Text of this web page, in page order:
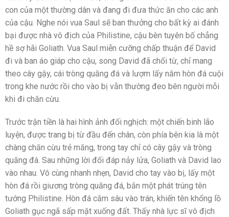
con của một thường dân và đang đi đưa thức ăn cho các anh
của cậu. Nghe nói vua Saul sẽ ban thưởng cho bất kỳ ai đánh
bại được nhà vô địch của Philistine, cậu bèn tuyên bố chẳng
hề sợ hãi Goliath. Vua Saul miễn cưỡng chấp thuận để David
đi và ban áo giáp cho cậu, song David đã chối từ, chỉ mang
theo cây gậy, cái tròng quăng đá và lượm lấy năm hòn đá cuội
trong khe nước rồi cho vào bị vẫn thường đeo bên người mỗi
khi đi chăn cừu.
Trước trận tiền là hai hình ảnh đối nghịch: một chiến binh lão
luyện, được trang bị từ đầu đến chân, còn phía bên kia là một
chàng chăn cừu trẻ măng, trong tay chỉ có cây gậy và tròng
quăng đá. Sau những lời đối đáp nảy lửa, Goliath và David lao
vào nhau. Vô cùng nhanh nhẹn, David cho tay vào bị, lấy một
hòn đá rồi giương tròng quăng đá, bắn một phát trúng tên
tướng Philistine. Hòn đá cắm sâu vào trán, khiến tên khổng lồ
Goliath gục ngã sấp mặt xuống đất. Thấy nhà lực sĩ vô địch